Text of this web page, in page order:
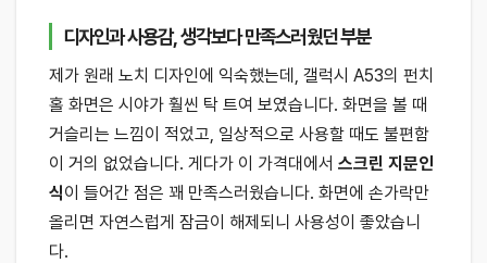
디자인과 사용감, 생각보다 만족스러웠던 부분
제가 원래 노치 디자인에 익숙했는데, 갤럭시 A53의 펀치
홀 화면은 시야가 훨씬 탁 트여 보였습니다. 화면을 볼 때
거슬리는 느낌이 적었고, 일상적으로 사용할 때도 불편함
이 거의 없었습니다. 게다가 이 가격대에서 스크린 지문인
식이 들어간 점은 꽤 만족스러웠습니다. 화면에 손가락만
올리면 자연스럽게 잠금이 해제되니 사용성이 좋았습니
다.